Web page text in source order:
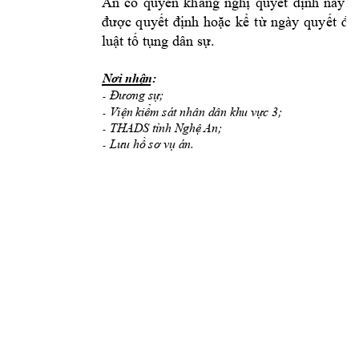
đưc quyết định hoặc kể từ ngày quyết
luật tố tụng dân sự.
Nơi nhận:
- Đương sự;
- Viện kiểm sát nhân dân khu vực 3;
- THADS tỉnh Nghệ An;
- Lưu hồ sơ vụ án.